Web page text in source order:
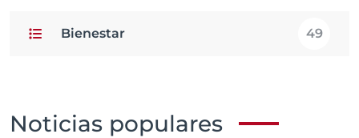
Bienestar 49
Noticias populares